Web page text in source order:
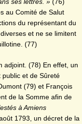
au Comité de Salut
du représentant du
et ne se limitent
(77)
adjoint. (78) En effet, un
et de Sûreté
(79) et François
de la Somme afin de
à Amiens
1793, un décret de la